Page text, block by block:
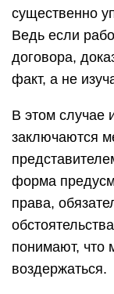
существенно
Ведь если
договора,
факт, а не
В этом случае
заключаются
форма
права,
понимают, что
воздержаться.